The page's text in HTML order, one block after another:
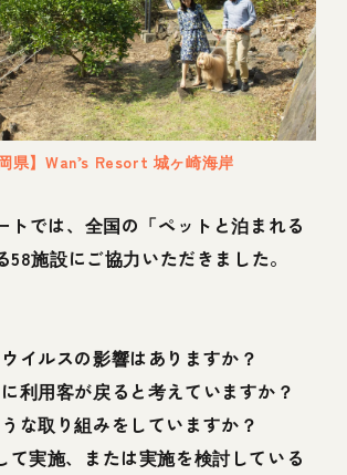
岡県】Wan’s Resort 城ヶ崎海岸
トでは、全国の「ペットと泊まれる
58施設にご協力いただきました。
イルスの影響はありますか？
利用客が戻ると考えていますか？
な取り組みをしていますか？
て実施、または実施を検討している